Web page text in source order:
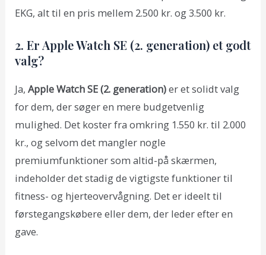
EKG, alt til en pris mellem 2.500 kr. og 3.500 kr.
2. Er Apple Watch SE (2. generation) et godt
valg?
Ja,Apple Watch SE (2. generation)er et solidt valg
for dem, der søger en mere budgetvenlig
mulighed. Det koster fra omkring 1.550 kr. til 2.000
kr., og selvom det mangler nogle
premiumfunktioner som altid-på skærmen,
indeholder det stadig de vigtigste funktioner til
fitness- og hjerteovervågning. Det er ideelt til
førstegangskøbere eller dem, der leder efter en
gave.